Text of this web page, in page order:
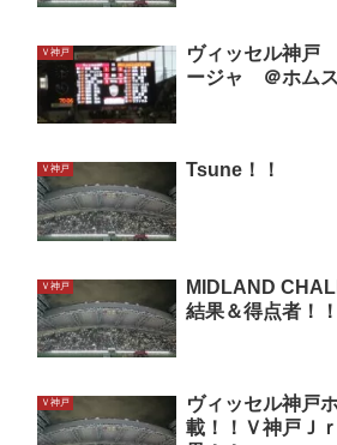
Ｖ神戸
ヴィッセル神
ージャ ＠ホムス
Ｖ神戸 Tsune！！
Ｖ神戸
MIDLAND
結果＆得点者！！
Ｖ神戸
ヴィッセル神戸
載！！Ｖ神戸Ｊ